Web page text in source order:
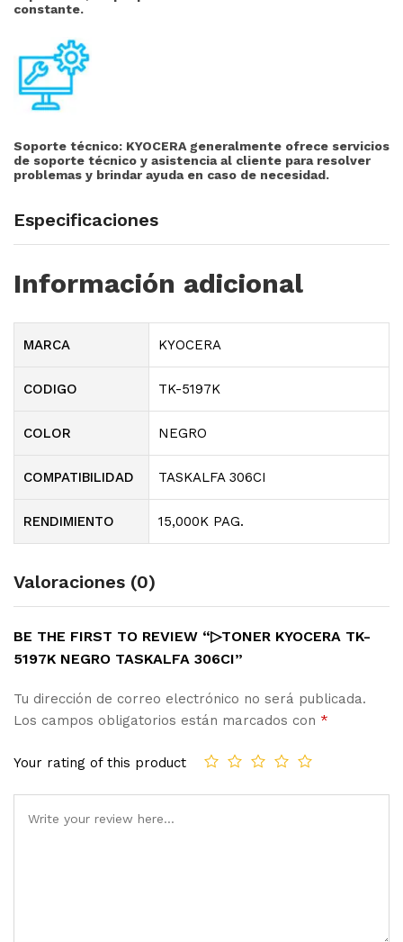
constante.
Soporte técnico: KYOCERA generalmente ofrece servicios
de soporte técnico y asistencia al cliente para resolver
problemas y brindar ayuda en caso de necesidad.
Especificaciones
Información adicional
MARCA KYOCERA
CODIGO TK-5197K
COLOR NEGRO
COMPATIBILIDAD TASKALFA 306CI
RENDIMIENTO 15,000K PAG.
Valoraciones (0)
BE THE FIRST TO REVIEW “▷TONER KYOCERA TK-
5197K NEGRO TASKALFA 306CI”
Tu dirección de correo electrónico no será publicada.
Los campos obligatorios están marcados con *
Your rating of this product